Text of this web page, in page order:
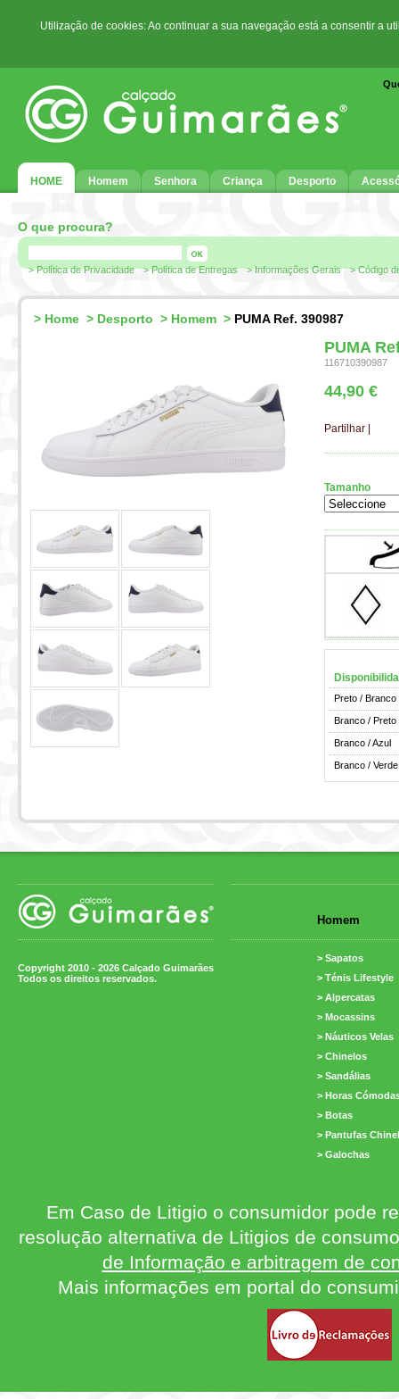
Utilização de cookies: Ao continuar a sua navegação está a consentir a
HOME Homem Senhora Criança Desporto
O que procura?
> Política de Privacidade > Política de Entregas > Informações Gerais > Código
> Home > Desporto > Homem > PUMA Ref. 390987
PUMA
116710390987
44,90 €
Partilhar
Tamanho
Preto / Branco
Branco / Preto
Branco / Azul
Branco / Verde
Copyright 2010 - 2026 Calçado Guimarães
Todos os direitos reservados.
Homem
> Sapatos
> Ténis Lifestyle
> Alpercatas
> Mocassins
> Náuticos Velas
> Chinelos
> Sandálias
> Horas
> Botas
> Pantufas
> Galochas
Em Caso de Litigio o consumidor pode
resolução alternativa de Litigios de
de Informação e arbitragem de
Mais informações em portal do